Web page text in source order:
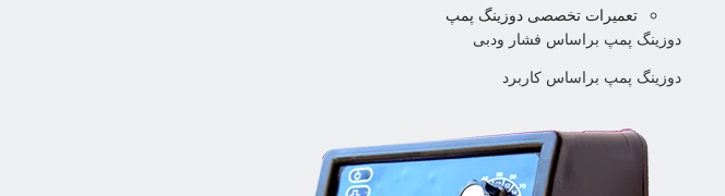
تعمیرات تخصصی دوزینگ پمپ
دوزینگ پمپ براساس فشار ودبی
دوزینگ پمپ براساس کاربرد